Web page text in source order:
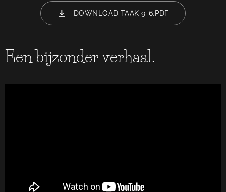
DOWNLOAD TAAK 9-6.PDF
Een bijzonder verhaal.